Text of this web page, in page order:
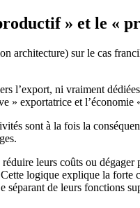
» et le «
architecture) sur le cas
l’export, ni vraiment
» exportatrice et l’économie
sont à la fois la
leurs coûts ou
logique explique la
de leurs fonctions